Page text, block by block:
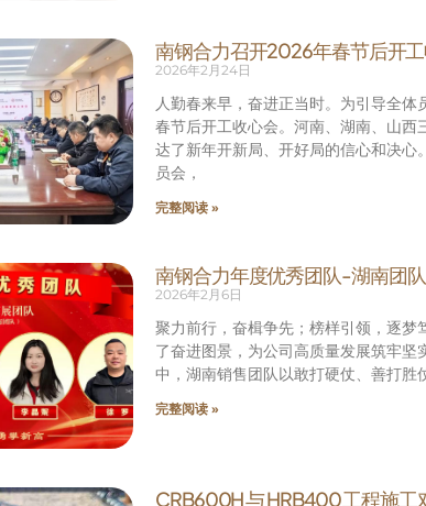
南钢合力召开2026年春节后开
2026年2月24日
人勤春来早，奋进正当时。为引导全
春节后开工收心会。河南、湖南、山
达了新年开新局、开好局的信心和决
员会，
完整阅读 »
南钢合力年度优秀团队-湖南团队
2026年2月6日
聚力前行，奋楫争先；榜样引领，逐
了奋进图景，为公司高质量发展筑牢
中，湖南销售团队以敢打硬仗、善打
完整阅读 »
CRB600H 与 HRB400 工程施工